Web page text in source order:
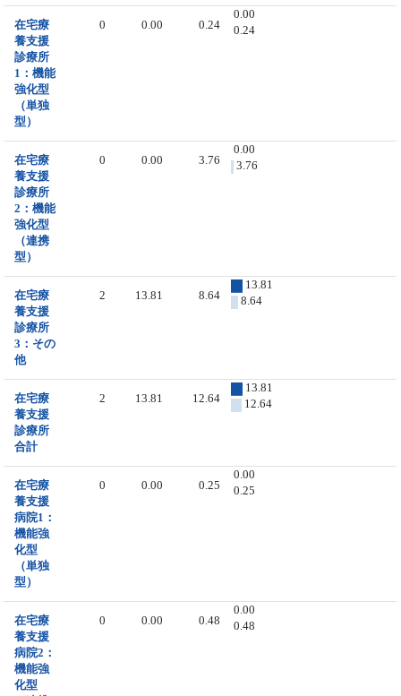
在宅療
養支援
診療所
1：機能
強化型
（単独
型）
0 0.00 0.24
0.00
0.24
在宅療
養支援
診療所
2：機能
強化型
（連携
型）
0 0.00 3.76
0.00
3.76
在宅療
養支援
診療所
3：その
他
2 13.81 8.64
13.81
8.64
在宅療
養支援
診療所
合計
2 13.81 12.64
13.81
12.64
在宅療
養支援
病院1：
機能強
化型
（単独
型）
0 0.00 0.25
0.00
0.25
在宅療
養支援
病院2：
機能強
化型
0 0.00 0.48
0.00
0.48